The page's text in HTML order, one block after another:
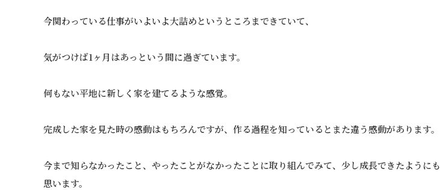
今関わっている仕事がいよいよ大詰めというところまできていて、
気がつけば1ヶ月はあっという間に過ぎています。
何もない平地に新しく家を建てるような感覚。
完成した家を見た時の感動はもちろんですが、作る過程を知っているとまた違う感動があります。
今まで知らなかったこと、やったことがなかったことに取り組んでみて、少し成長できたようにも
思います。